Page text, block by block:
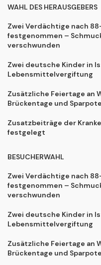
WAHL DES HERAUSGEBERS
Zwei Verdächtige nach
festgenommen –
verschwunden
Zwei deutsche Kinder in
Lebensmittelvergiftung
Zusätzliche Feiertage an
Brückentage und
Zusatzbeiträge der
festgelegt
BESUCHERWAHL
Zwei Verdächtige nach
festgenommen –
verschwunden
Zwei deutsche Kinder in
Lebensmittelvergiftung
Zusätzliche Feiertage an
Brückentage und